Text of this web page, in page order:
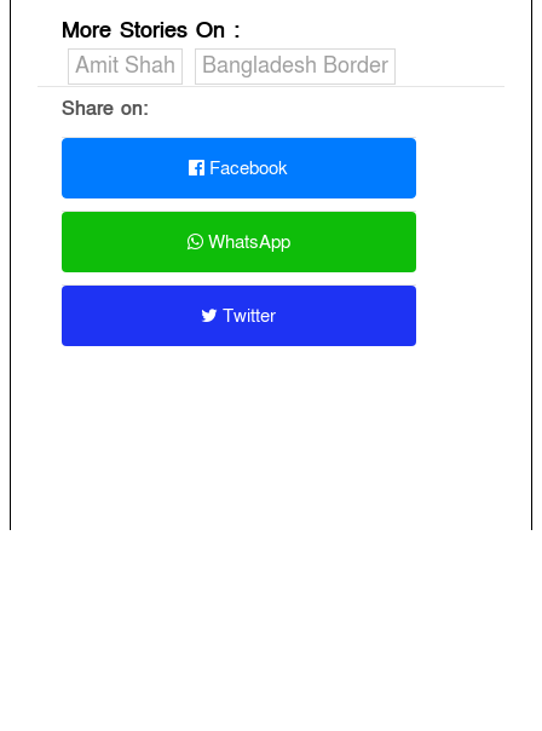
More Stories On :
Amit Shah
Bangladesh Border
Share on:
Facebook
WhatsApp
Twitter